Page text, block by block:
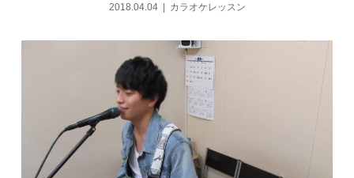
2018.04.04 カラオケレッスン